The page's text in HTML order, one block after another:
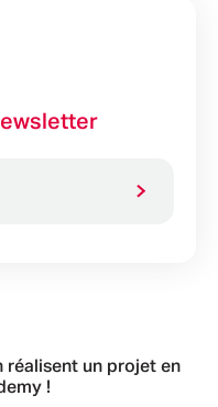
réalisent un projet en
!